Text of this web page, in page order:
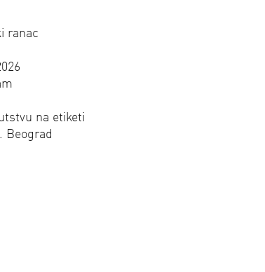
ranac
na etiketi
Beograd